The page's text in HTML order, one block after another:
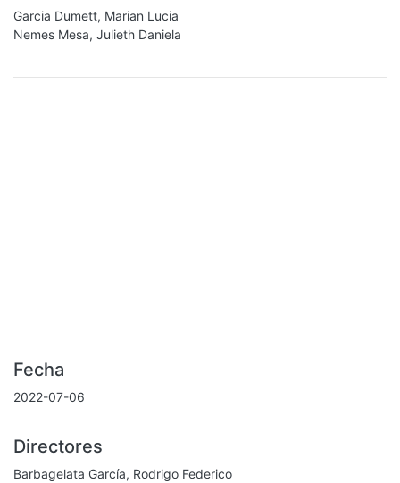
Garcia Dumett, Marian Lucia
Nemes Mesa, Julieth Daniela
Fecha
2022-07-06
Directores
Barbagelata García, Rodrigo Federico